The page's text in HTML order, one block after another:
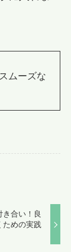
ムーズな
き合い！良
ための実践